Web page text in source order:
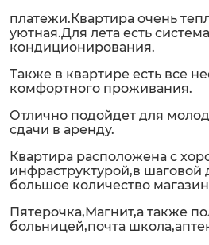
платежи.Квартира очень
уютная.Для лета есть система
кондиционирования.
Также в квартире есть все
комфортного проживания.
Отлично подойдет для
сдачи в аренду.
Квартира расположена с
инфраструктурой,в шаговой
большое количество
Пятерочка,Магнит,а также
больницей,почта